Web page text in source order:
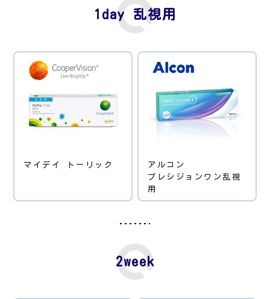
1day 乱視用
マイデイ トーリック
アルコン
プレシジョンワン乱視
用
2week